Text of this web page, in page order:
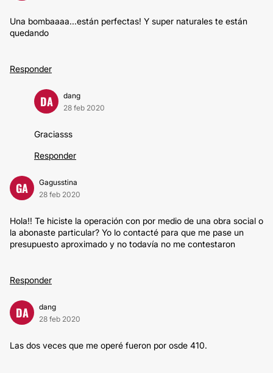
Una bombaaaa...están perfectas! Y super naturales te están
quedando
Responder
DA
dang
28 feb 2020
Graciasss
Responder
GA
Gagusstina
28 feb 2020
Hola!! Te hiciste la operación con por medio de una obra social o
la abonaste particular? Yo lo contacté para que me pase un
presupuesto aproximado y no todavía no me contestaron
Responder
DA
dang
28 feb 2020
Las dos veces que me operé fueron por osde 410.